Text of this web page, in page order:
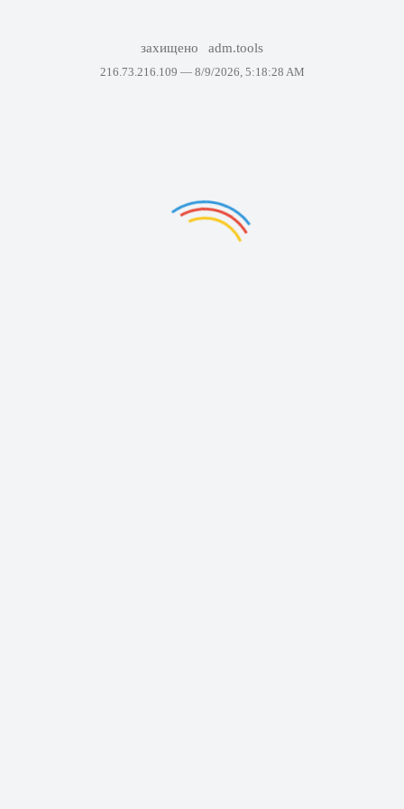
захищено adm.tools
216.73.216.109 — 8/9/2026, 5:18:28 AM